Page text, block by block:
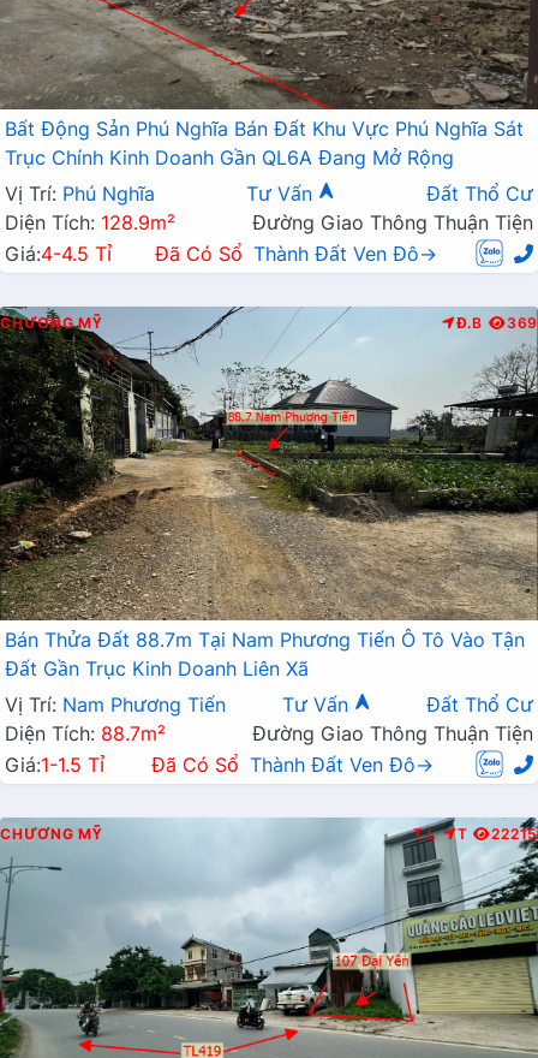
Bất Động Sản Phú Nghĩa Bán Đất Khu Vực Phú Nghĩa Sát
Trục Chính Kinh Doanh Gần QL6A Đang Mở Rộng
Vị Trí: Phú Nghĩa Tư Vấn
Đất Thổ Cư
Diện Tích: 128.9m²
Đường Giao Thông Thuận Tiện
Giá:4-4.5 Tỉ Đã Có Sổ Thành Đất Ven Đô→
CHƯƠNG MỸ Đ.B 369
Bán Thửa Đất 88.7m Tại Nam Phương Tiến Ô Tô Vào Tận
Đất Gần Trục Kinh Doanh Liên Xã
Vị Trí: Nam Phương Tiến Tư Vấn
Đất Thổ Cư
Diện Tích: 88.7m²
Đường Giao Thông Thuận Tiện
Giá:1-1.5 Tỉ Đã Có Sổ Thành Đất Ven Đô→
CHƯƠNG MỸ T.L T 22215